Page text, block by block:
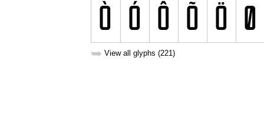
➥ View all glyphs (221)